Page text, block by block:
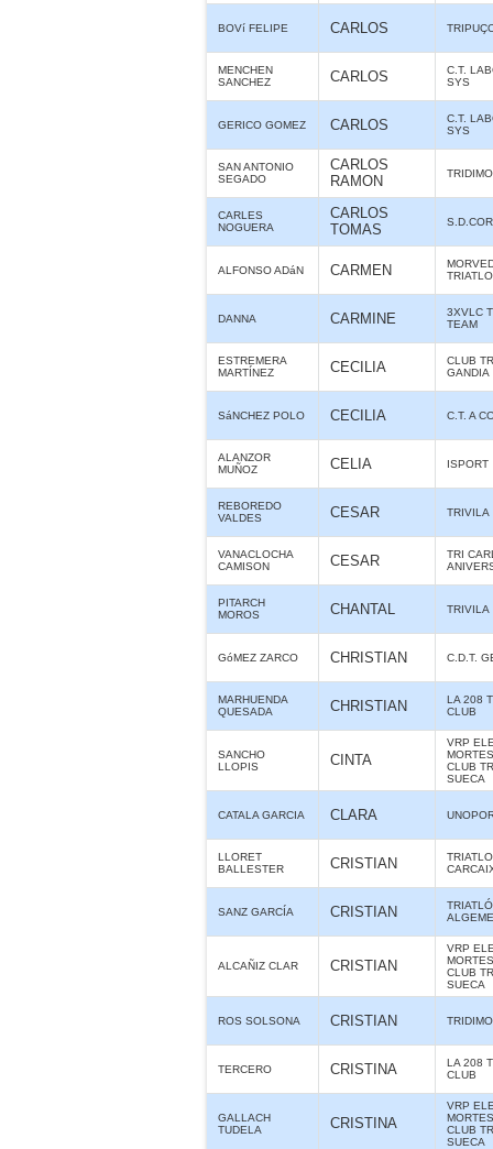
BOVí FELIPE CARLOS
MENCHEN
SANCHEZ
CARLOS
C.T.
SYS
GERICO GOMEZ CARLOS
C.T.
SYS
SAN ANTONIO
SEGADO
CARLOS
RAMON
CARLES
NOGUERA
CARLOS
TOMAS
ALFONSO ADáN CARMEN
DANNA CARMINE
3XVLC
TEAM
ESTREMERA
MARTÍNEZ
CECILIA
CLUB
GANDIA
SáNCHEZ POLO CECILIA C.T. A
ALANZOR
MUÑOZ
CELIA ISPORT
REBOREDO
VALDES
CESAR TRIVILA
VANACLOCHA
CAMISON
CESAR
TRI
PITARCH
MOROS
CHANTAL TRIVILA
GóMEZ ZARCO CHRISTIAN C.D.T.
MARHUENDA
QUESADA
CHRISTIAN
LA 208
CLUB
SANCHO
LLOPIS
CINTA
VRP
CLUB
SUECA
CATALA GARCIA CLARA
LLORET
BALLESTER
CRISTIAN
TRIATLO
SANZ GARCÍA CRISTIAN
ALCAÑIZ CLAR CRISTIAN
VRP
CLUB
SUECA
ROS SOLSONA CRISTIAN
TERCERO CRISTINA
LA 208
CLUB
GALLACH
TUDELA
CRISTINA
VRP
CLUB
SUECA